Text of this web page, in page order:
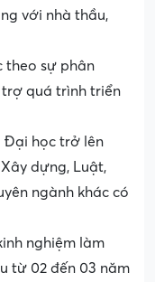
với nhà thầu,
theo sự phân
trợ quá trình triển
Đại học trở lên
dựng, Luật,
ngành khác có
nghiệm làm
từ 02 đến 03 năm